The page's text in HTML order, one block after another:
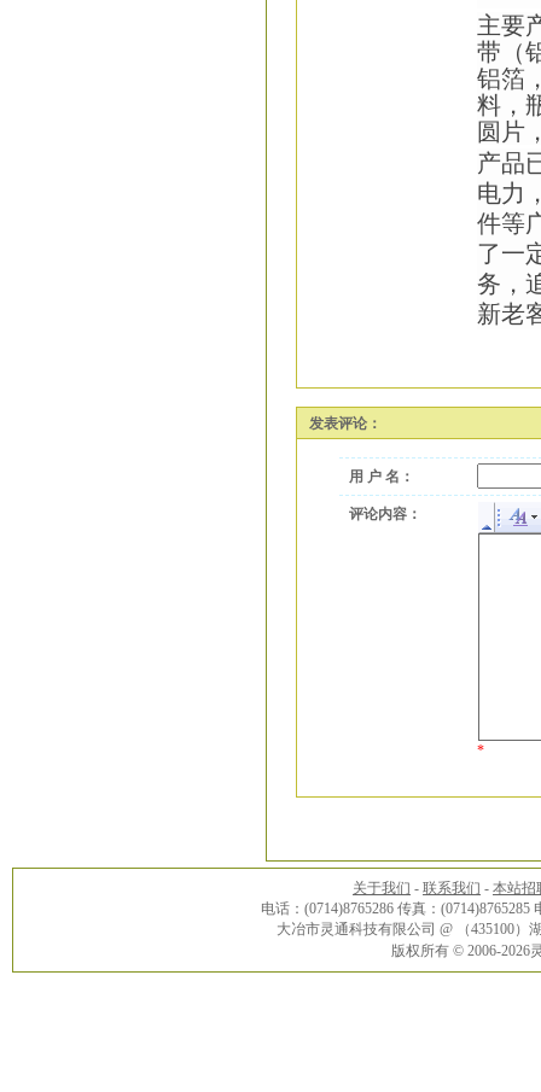
主要
带（
铝箔
料，
圆片
产品
电力
件等
了一
务，
新老
发表评论：
用 户 名：
评论内容：
*
关于我们 - 联系我们 - 本站招
电话：(0714)8765286 传真：(0714)8765285
大冶市灵通科技有限公司 @ （435100
版权所有 © 2006-2026